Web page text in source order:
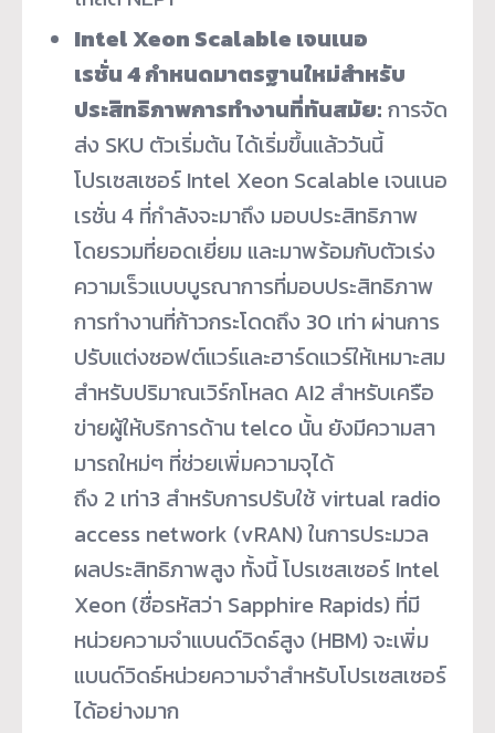
Intel Xeon Scalable เจนเนอ
เรชั่น 4 กำหนดมาตรฐานใหม่สำหรับ
ประสิทธิภาพการทำงานที่ทันสมัย: การจัด
ส่ง SKU ตัวเริ่มต้น ได้เริ่มขึ้นแล้ววันนี้
โปรเซสเซอร์ Intel Xeon Scalable เจนเนอ
เรชั่น 4 ที่กำลังจะมาถึง มอบประสิทธิภาพ
โดยรวมที่ยอดเยี่ยม และมาพร้อมกับตัวเร่ง
ความเร็วแบบบูรณาการที่มอบประสิทธิภาพ
การทำงานที่ก้าวกระโดดถึง 30 เท่า ผ่านการ
ปรับแต่งซอฟต์แวร์และฮาร์ดแวร์ให้เหมาะสม
สำหรับปริมาณเวิร์กโหลด AI2สำหรับเครือ
ข่ายผู้ให้บริการด้าน telco นั้น ยังมีความสา
มารถใหม่ๆ ที่ช่วยเพิ่มความจุได้
ถึง 2 เท่า3สำหรับการปรับใช้ virtual radio
access network (vRAN) ในการประมวล
ผลประสิทธิภาพสูง ทั้งนี้ โปรเซสเซอร์ Intel
Xeon (ชื่อรหัสว่า Sapphire Rapids) ที่มี
หน่วยความจำแบนด์วิดธ์สูง (HBM) จะเพิ่ม
แบนด์วิดธ์หน่วยความจำสำหรับโปรเซสเซอร์
ได้อย่างมาก